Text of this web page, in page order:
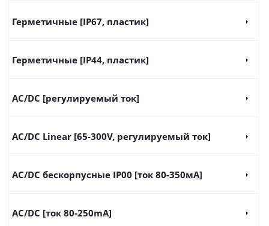
Герметичные [IP67, пластик]
Герметичные [IP44, пластик]
AC/DC [регулируемый ток]
AC/DC Linear [65-300V, регулируемый ток]
AC/DC бескорпусные IP00 [ток 80-350мА]
AC/DC [ток 80-250mA]